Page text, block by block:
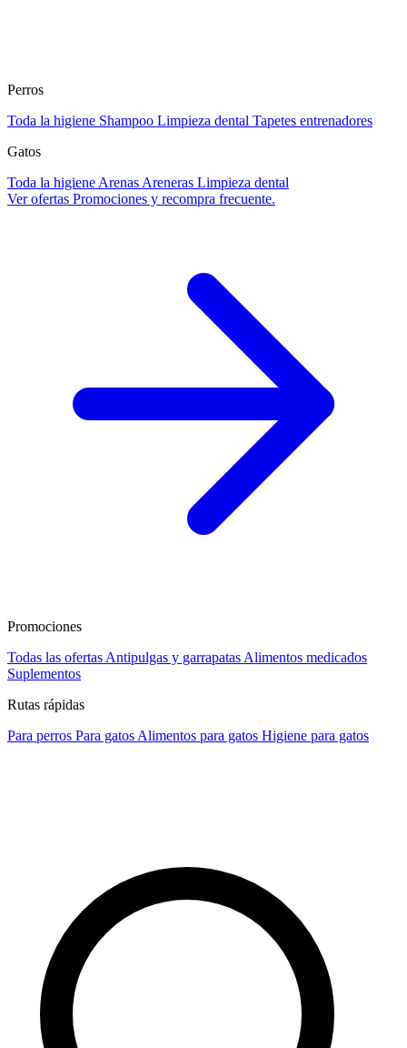
Perros
Toda la higiene Shampoo Limpieza dental Tapetes entrenadores
Gatos
Toda la higiene Arenas Areneras Limpieza dental
Ver ofertas Promociones y recompra frecuente.
Promociones
Todas las ofertas Antipulgas y garrapatas Alimentos medicados
Suplementos
Rutas rápidas
Para perros Para gatos Alimentos para gatos Higiene para gatos